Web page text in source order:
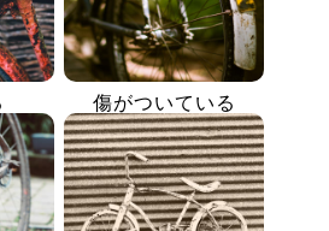
傷がついている